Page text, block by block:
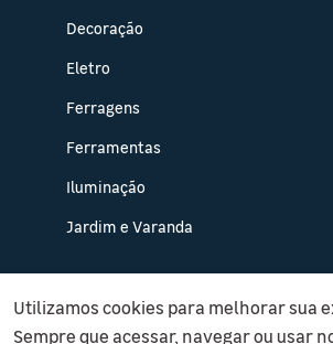
Decoração
Eletro
Ferragens
Ferramentas
Iluminação
Jardim e Varanda
Utilizamos cookies para melhorar sua
Sempre que acessar, navegar ou usar